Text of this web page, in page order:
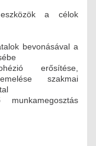
a célok
bevonásával a
erősítése,
szakmai